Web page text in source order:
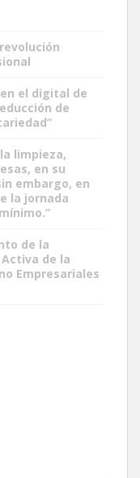
el digital de
de
limpieza,
en su
embargo, en
la jornada
de la
de la
Empresariales